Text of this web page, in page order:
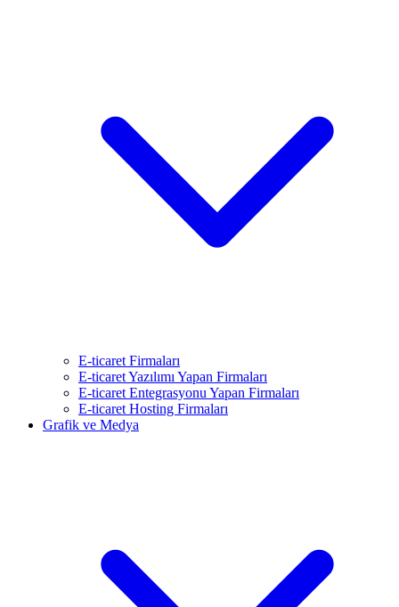
E-ticaret Firmaları
E-ticaret Yazılımı Yapan Firmaları
E-ticaret Entegrasyonu Yapan Firmaları
E-ticaret Hosting Firmaları
Grafik ve Medya